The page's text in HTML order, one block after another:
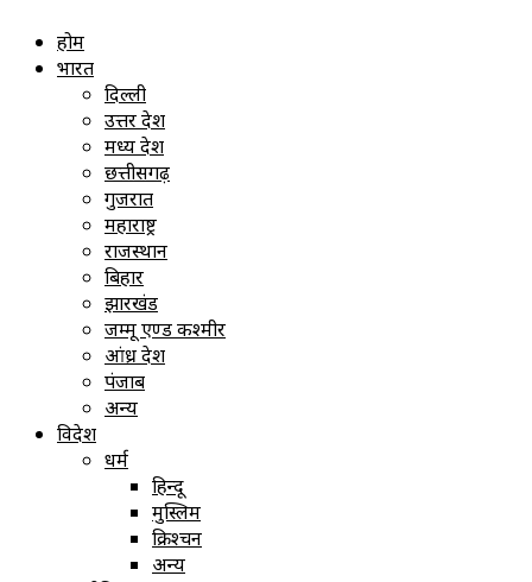
होम
भारत
दिल्ली
उत्तर प्रदेश
मध्य प्रदेश
छत्तीसगढ़
गुजरात
महाराष्ट्र
राजस्थान
बिहार
झारखंड
जम्मू एण्ड कश्मीर
आंध्र प्रदेश
पंजाब
अन्य
विदेश
धर्म
हिन्दू
मुस्लिम
क्रिश्चन
अन्य